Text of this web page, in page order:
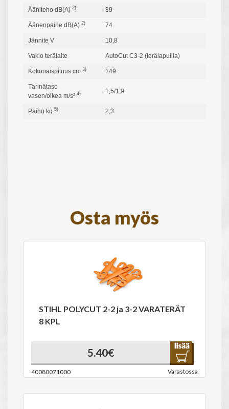
Ääniteho dB(A) 2) 89
Äänenpaine dB(A) 2) 74
Jännite V 10,8
Vakio terälaite AutoCut C3-2 (terälapuilla)
Kokonaispituus cm 3) 149
Tärinätaso
vasen/oikea m/s² 4) 1,5/1,9
Paino kg 5) 2,3
Osta myös
STIHL POLYCUT 2-2 ja 3-2 VARATERÄT
8 KPL
5.40€
40080071000 Varastossa